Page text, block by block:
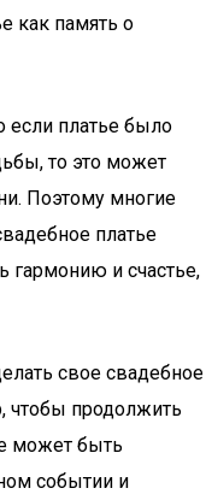
как память о
если платье было
то это может
Поэтому многие
платье
гармонию и счастье,
свое свадебное
чтобы продолжить
может быть
событии и